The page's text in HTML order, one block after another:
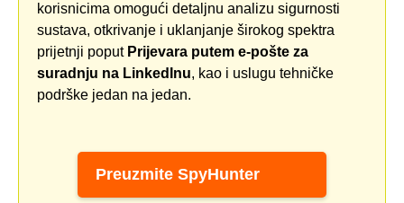
korisnicima omogući detaljnu analizu sigurnosti
sustava, otkrivanje i uklanjanje širokog spektra
prijetnji poput Prijevara putem e-pošte za
suradnju na LinkedInu, kao i uslugu tehničke
podrške jedan na jedan.
Preuzmite SpyHunter